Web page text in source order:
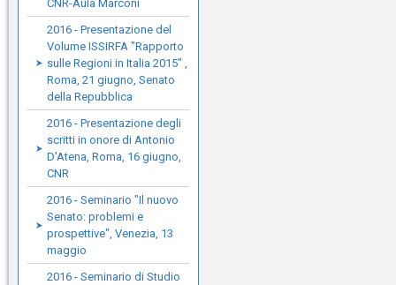
CNR-Aula Marconi
2016 - Presentazione del
Volume ISSIRFA "Rapporto
sulle Regioni in Italia 2015" ,
Roma, 21 giugno, Senato
della Repubblica
2016 - Presentazione degli
scritti in onore di Antonio
D'Atena, Roma, 16 giugno,
CNR
2016 - Seminario "Il nuovo
Senato: problemi e
prospettive", Venezia, 13
maggio
2016 - Seminario di Studio